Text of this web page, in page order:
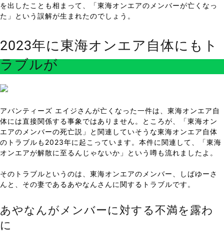
を出したことも相まって、「東海オンエアのメンバーが亡くなっ
た」という誤解が生まれたのでしょう。
2023年に東海オンエア自体にもト
ラブルが
アバンティーズ エイジさんが亡くなった一件は、東海オンエア自
体には直接関係する事象ではありません。ところが、「東海オン
エアのメンバーの死亡説」と関連していそうな東海オンエア自体
のトラブルも2023年に起こっています。本件に関連して、「東海
オンエアが解散に至るんじゃないか」という噂も流れましたよ。
そのトラブルというのは、東海オンエアのメンバー、しばゆーさ
んと、その妻であるあやなんさんに関するトラブルです。
あやなんがメンバーに対する不満を露わ
に